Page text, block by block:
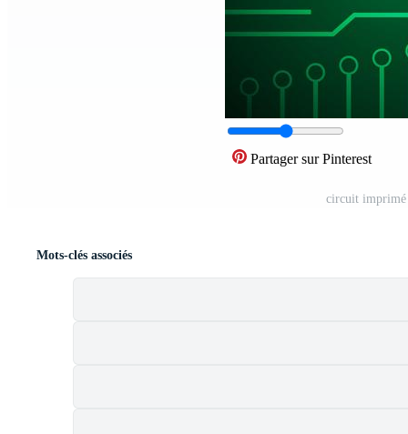
Partager sur Pinterest
circuit imprimé
Mots-clés associés